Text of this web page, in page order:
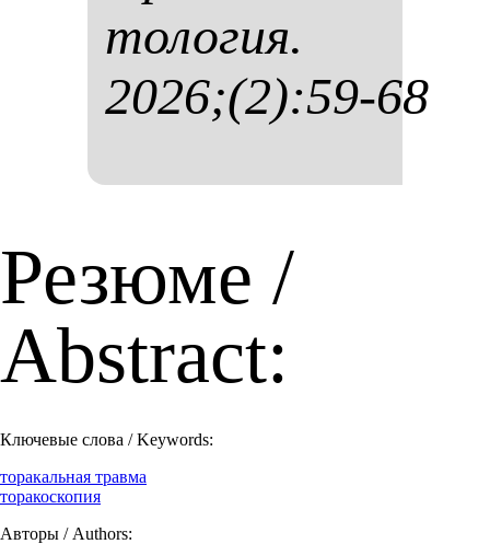
то­ло­гия.
2026;(2):59-68
Резюме /
Abstract:
Ключевые слова / Keywords:
торакальная травма
торакоскопия
Авторы / Authors: